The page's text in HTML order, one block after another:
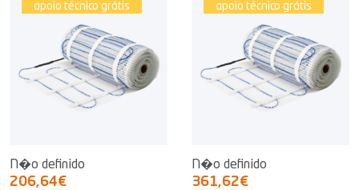
apoio técnico grátis
N�o definido
206,64€
apoio técnico grátis
N�o definido
361,62€